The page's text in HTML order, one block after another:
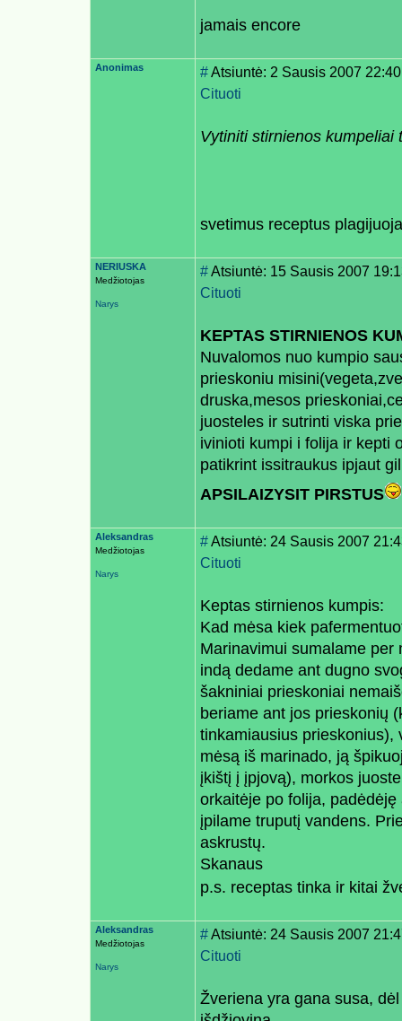
jamais encore
Anonimas #Atsiuntė: 2 Sausis 2007 22:40
Cituoti
Vytiniti stirnienos kumpeliai
svetimus receptus
NERIUSKA
Medžiotojas
Narys
#Atsiuntė: 15 Sausis 2007
Cituoti
KEPTAS STIRNIENOS
Nuvalomos nuo kumpio
prieskoniu
druska,mesos
juosteles ir sutrinti viska
ivinioti kumpi i folija ir kepti
patikrint issitraukus ipjaut
APSILAIZYSIT PIRSTUS
Aleksandras
Medžiotojas
Narys
#Atsiuntė: 24 Sausis 2007
Cituoti
Keptas stirnienos kumpis:
Kad mėsa kiek
Marinavimui sumalame
indą dedame ant dugno
šakniniai prieskoniai
beriame ant jos prieskonių
tinkamiausius prieskonius),
mėsą iš marinado, ją
įkištį į įpjovą), morkos
orkaitėje po folija,
įpilame truputį vandens.
askrustų.
Skanaus
p.s. receptas tinka ir kitai
Aleksandras
Medžiotojas
Narys
#Atsiuntė: 24 Sausis 2007
Cituoti
Žveriena yra gana susa,